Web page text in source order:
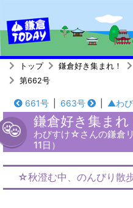
トップ 鎌倉好き集まれ！
第662号
661号 663号 ▲わび
鎌倉好き集まれ
わびすけ☆さんの鎌倉
11日）
☆秋澄む中、のんびり散